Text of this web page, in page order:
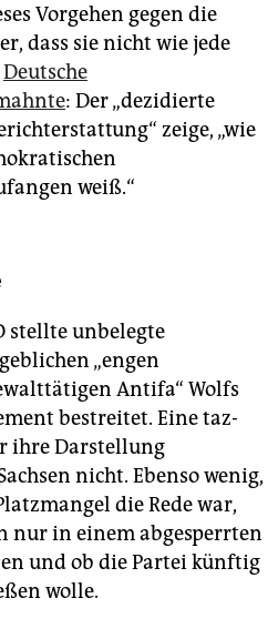
Vorgehen gegen die
dass sie nicht wie jede
Deutsche
: Der „dezidierte
zeige, „wie
weiß.“
stellte unbelegte
„engen
Antifa“ Wolfs
bestreitet. Eine taz-
ihre Darstellung
nicht. Ebenso wenig,
die Rede war,
nur in einem abgesperrten
und ob die Partei künftig
wolle.